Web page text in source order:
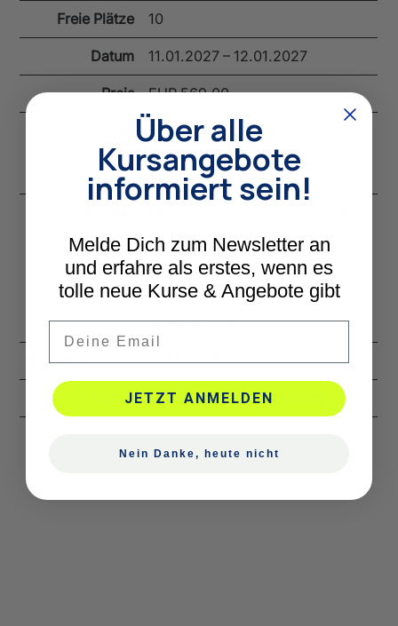
Freie Plätze 10
Datum 11.01.2027 – 12.01.2027
Preis EUR 569,00
Lernfabrik Hannover
Waldhausenstr. 30
30519 Hannover
companies GmbH
Waldhausenstr. 30
30519 Hannover
Tel. +49 511 93 62 12 22
lernfabrik.org
Anmeldeschluss 15.12.2026 14:30
Status Für Anmeldungen geöffnet
Über alle
Kursangebote
informiert sein!
Melde Dich zum Newsletter an
und erfahre als erstes, wenn es
tolle neue Kurse & Angebote gibt
JETZT ANMELDEN
Nein Danke, heute nicht